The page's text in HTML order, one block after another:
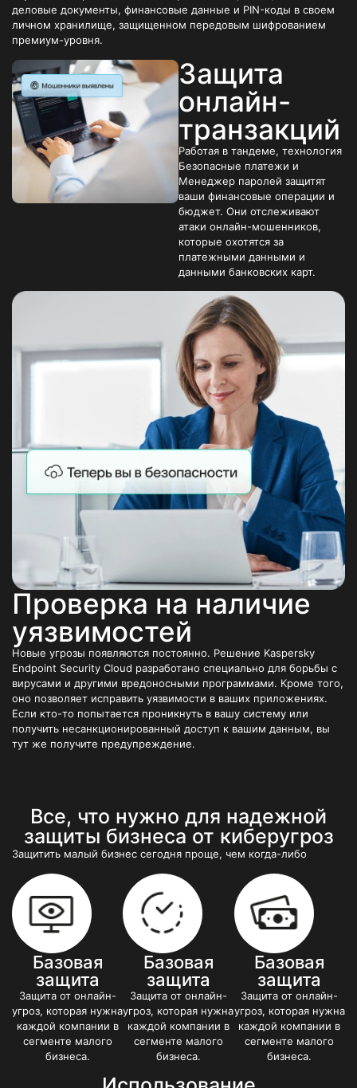
деловые документы, финансовые данные и PIN-коды в своем
личном хранилище, защищенном передовым шифрованием
премиум-уровня.
Защита
онлайн-
транзакций
Работая в тандеме, технология
Безопасные платежи и
Менеджер паролей защитят
ваши финансовые операции и
бюджет. Они отслеживают
атаки онлайн-мошенников,
которые охотятся за
платежными данными и
данными банковских карт.
Проверка на наличие
уязвимостей
Новые угрозы появляются постоянно. Решение Kaspersky
Endpoint Security Cloud разработано специально для борьбы с
вирусами и другими вредоносными программами. Кроме того,
оно позволяет исправить уязвимости в ваших приложениях.
Если кто-то попытается проникнуть в вашу систему или
получить несанкционированный доступ к вашим данным, вы
тут же получите предупреждение.
Все, что нужно для надежной
защиты бизнеса от киберугроз
Защитить малый бизнес сегодня проще, чем когда-либо
Защита от онлайн-
угроз, которая нужна
каждой компании в
сегменте малого
бизнеса.
Базовая
защита
Защита от онлайн-
угроз, которая нужна
каждой компании в
сегменте малого
бизнеса.
Базовая
защита
Защита от онлайн-
угроз, которая нужна
каждой компании в
сегменте малого
бизнеса.
Базовая
защита